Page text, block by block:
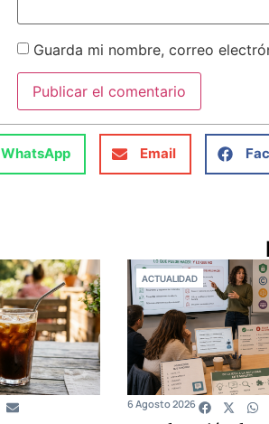
Guarda mi nombre, correo
WhatsApp Email
ACTUALIDAD
6 Agosto 2026